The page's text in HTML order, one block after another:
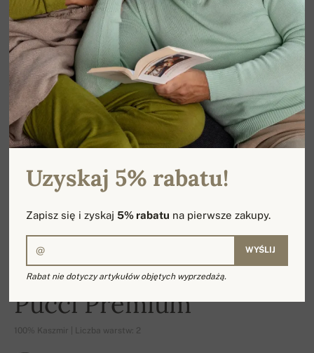
Pucci Premium
100% Kaszmir | Liczba warstw: 2
Uzyskaj 5% rabatu!
Zapisz się i zyskaj5% rabatu na pierwsze zakupy.
WYŚLIJ
Rabat nie dotyczy artykułów objętych wyprzedażą.